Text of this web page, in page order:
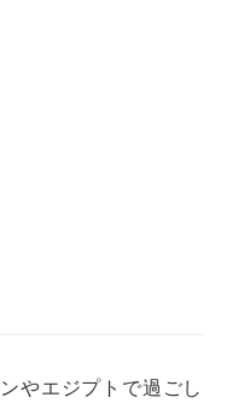
やエジプトで過ごし